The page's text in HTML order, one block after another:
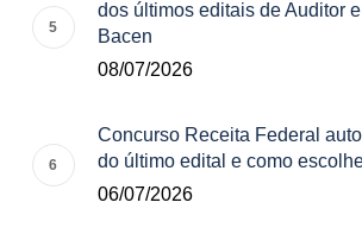
dos últimos editais de Auditor
Bacen
08/07/2026
Concurso Receita Federal
do último edital e como
06/07/2026